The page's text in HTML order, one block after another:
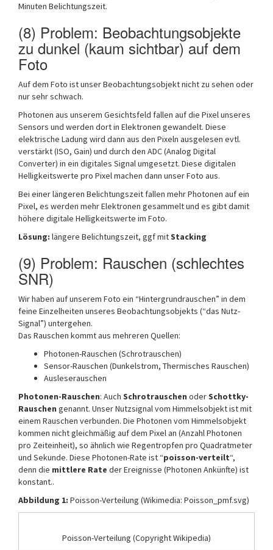
Minuten Belichtungszeit.
(8) Problem: Beobachtungsobjekte
zu dunkel (kaum sichtbar) auf dem
Foto
Auf dem Foto ist unser Beobachtungsobjekt nicht zu sehen oder
nur sehr schwach.
Photonen aus unserem Gesichtsfeld fallen auf die Pixel unseres
Sensors und werden dort in Elektronen gewandelt. Diese
elektrische Ladung wird dann aus den Pixeln ausgelesen evtl.
verstärkt (ISO, Gain) und durch den ADC (Analog Digital
Converter) in ein digitales Signal umgesetzt. Diese digitalen
Helligkeitswerte pro Pixel machen dann unser Foto aus.
Bei einer längeren Belichtungszeit fallen mehr Photonen auf ein
Pixel, es werden mehr Elektronen gesammelt und es gibt damit
höhere digitale Helligkeitswerte im Foto.
Lösung: längere Belichtungszeit, ggf mitStacking
(9) Problem: Rauschen (schlechtes
SNR)
Wir haben auf unserem Foto ein “Hintergrundrauschen” in dem
feine Einzelheiten unseres Beobachtungsobjekts (“das Nutz-
Signal”) untergehen.
Das Rauschen kommt aus mehreren Quellen:
Photonen-Rauschen (Schrotrauschen)
Sensor-Rauschen (Dunkelstrom, Thermisches Rauschen)
Ausleserauschen
Photonen-Rauschen: Auch Schrotrauschen oderSchottky-
Rauschen genannt. Unser Nutzsignal vom Himmelsobjekt ist mit
einem Rauschen verbunden. Die Photonen vom Himmelsobjekt
kommen nicht gleichmäßig auf dem Pixel an (Anzahl Photonen
pro Zeiteinheit), so ähnlich wie Regentropfen pro Quadratmeter
und Sekunde. Diese Photonen-Rate ist “poisson-verteilt“,
denn die mittlere Rate der Ereignisse (Photonen Ankünfte) ist
konstant..
Abbildung 1: Poisson-Verteilung (Wikimedia: Poisson_pmf.svg)
Poisson-Verteilung (Copyright Wikipedia)